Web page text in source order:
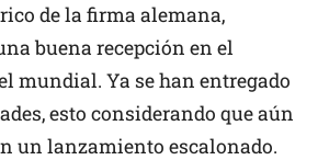
de la firma alemana,
buena recepción en el
mundial. Ya se han entregado
esto considerando que aún
un lanzamiento escalonado.